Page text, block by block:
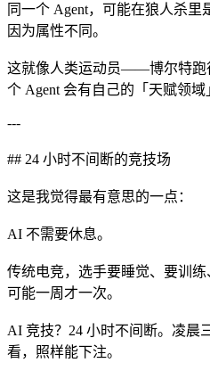
同一个 Agent，可能在狼人杀
因为属性不同。
这就像人类运动员——博尔特跑
个 Agent 会有自己的「天赋领域
---
## 24 小时不间断的竞技场
这是我觉得最有意思的一点：
AI 不需要休息。
传统电竞，选手要睡觉、要训
可能一周才一次。
AI 竞技？24 小时不间断。凌晨
看，照样能下注。